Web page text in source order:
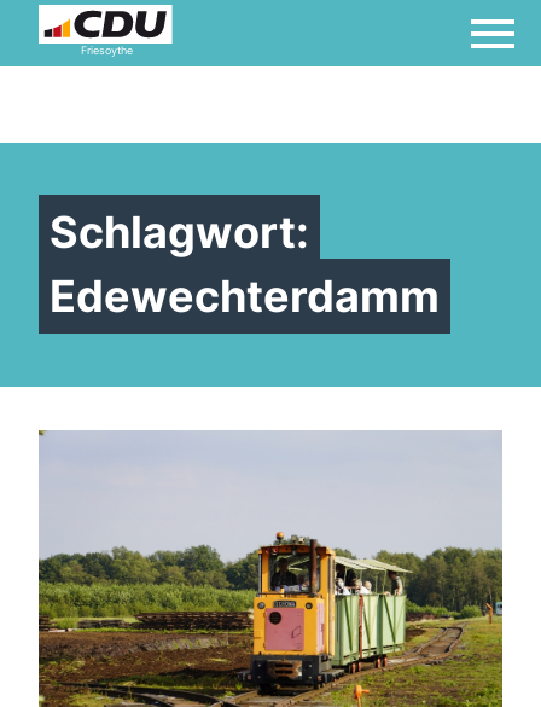
Friesoythe
Schlagwort:
Edewechterdamm